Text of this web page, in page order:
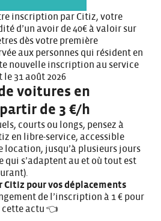
inscription par Citiz, votre
d’un avoir de 40€ à valoir sur
dès votre première
aux personnes qui résident en
nouvelle inscription au service
le 31 août 2026
voitures en
de 3 €/h
courts ou longs, pensez à
en libre-service, accessible
location, jusqu’à plusieurs jours
s’adaptent au et où tout est
Citiz pour vos déplacements
de l’inscription à 1 € pour
cette actu 👈